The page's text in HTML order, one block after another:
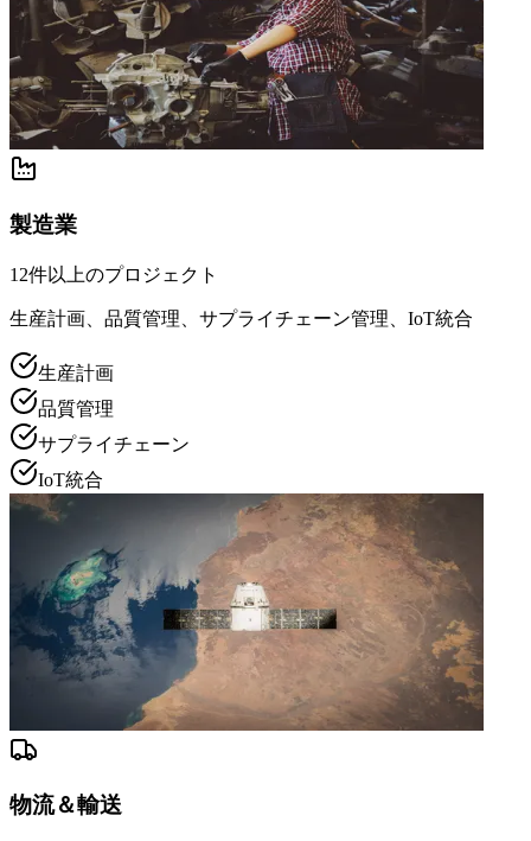
製造業
12件以上のプロジェクト
生産計画、品質管理、サプライチェーン管理、IoT統合
生産計画
品質管理
サプライチェーン
IoT統合
物流＆輸送